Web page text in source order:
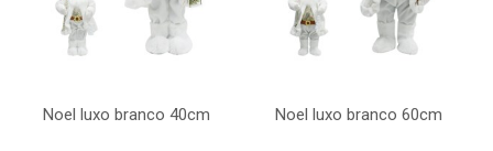
Noel luxo branco 40cm Noel luxo branco 60cm